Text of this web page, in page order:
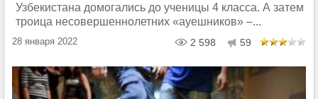
Узбекистана домогались до ученицы 4 класса. А затем
троица несовершеннолетних «ауешников» –...
28 января 2022 2 598 59